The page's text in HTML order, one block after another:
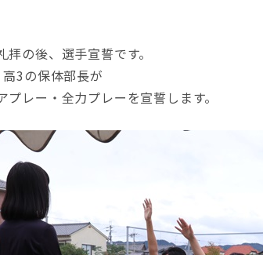
拝の後、選手宣誓です。
3の保体部長が
プレー・全力プレーを宣誓します。